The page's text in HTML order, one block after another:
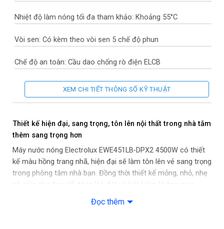
Nhiệt độ làm nóng tối đa tham khảo: Khoảng 55°C
Vòi sen: Có kèm theo vòi sen 5 chế độ phun
Chế độ an toàn: Cầu dao chống rò điện ELCB
– Vỏ chống thấm nước IP25
Tiện ích: Hệ thống điều chỉnh lưu lượng nướcVan cấp nước tích
hợp 3 trong 1
Tùy chỉnh nhiệt độ nước: Nhiều mức độ
Thời gian đun nóng có thể sử dụng được: Nóng liền
XEM CHI TIẾT THÔNG SỐ KỸ THUẬT
Thiết kế hiện đại, sang trọng, tôn lên nội thất trong nhà tắm
thêm sang trọng hơn
Máy nước nóng Electrolux EWE451LB-DPX2 4500W có thiết
kế màu hồng trang nhã, hiện đại sẽ làm tôn lên vẻ sang trọng
trong phòng tắm nhà bạn. Đồng thời thiết kế mỏng, nhỏ, nhẹ
sẽ giúp cho bạn dễ dàng lắp đặt và tiết kiệm không gian
Đọc thêm